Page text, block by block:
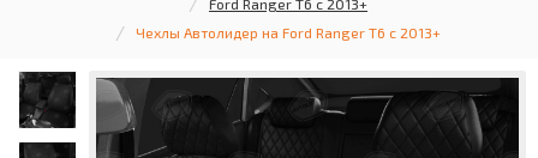
Ford Ranger T6 с 2013+
Чехлы Автолидер на Ford Ranger T6 с 2013+